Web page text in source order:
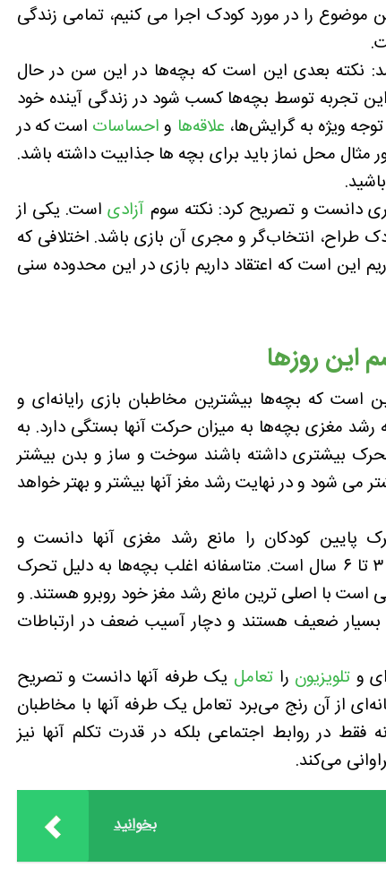
موضوع را در مورد کودک اجرا می کنیم، تمامی زندگی
نکته بعدی این است که بچه‌ها در این سن در حال
تجربه توسط بچه‌ها کسب شود در زندگی آینده خود
ویژه به گرایش‌ها، علاقه‌ها واحساسات است که در
محل نماز باید برای بچه ها جذابیت داشته باشد.
دانست و تصریح کرد: نکته سوم آزادیاست. یکی از
طراح، انتخاب‌گر و مجری آن بازی باشد. اختلافی که
این است که اعتقاد داریم بازی در این محدوده سنی
این روزها
که بچه‌ها بیشترین مخاطبان بازی رایانه‌ای و
مغزی بچه‌ها به میزان حرکت آنها بستگی دارد. به
بیشتری داشته باشند سوخت و ساز و بدن بیشتر
می شود و در نهایت رشد مغز آنها بیشتر و بهتر خواهد
کودکان را مانع رشد مغزی آنها دانست و
خاطرنشان کرد: اوج رشد مغزی در کودکان بین ۳ تا ۶ سال است. متاسفانه اغلب بچه‌ها به دلیل تحرک
است با اصلی ترین مانع رشد مغز خود روبرو هستند. و
بسیار ضعیف هستند و دچار آسیب ضعف در ارتباطات
و تلویزیون راتعامل یک طرفه آنها دانست و تصریح
کرد: مشکلی که برنامه‌های تلویزیونی و بازی رایانه‌‎ای از آن رنج می‌برد تعامل یک طرفه آنها با مخاطبان
در روابط اجتماعی بلکه در قدرت تکلم آنها نیز
می‌کند.
بخوانید